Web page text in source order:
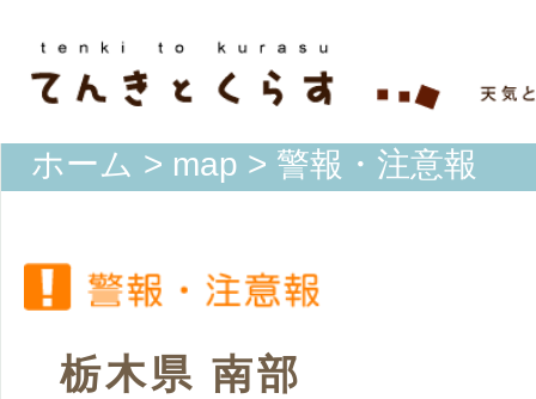
ホーム > map > 警報・注意報
栃木県 南部